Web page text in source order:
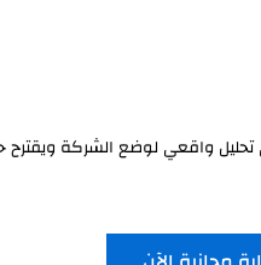
واقعي لوضع الشركة ويقترح